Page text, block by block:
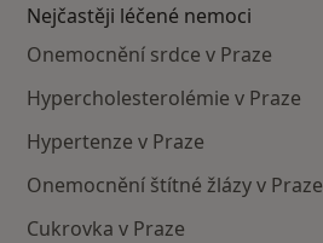
Nejčastěji léčené nemoci
Onemocnění srdce v Praze
Hypercholesterolémie v Praze
Hypertenze v Praze
Onemocnění štítné žlázy v Praze
Cukrovka v Praze